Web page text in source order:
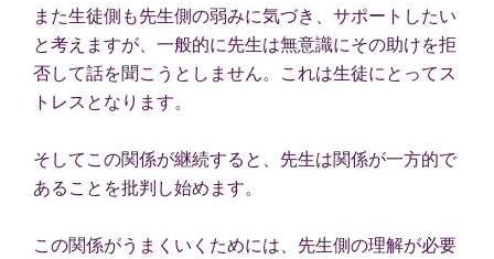
また生徒側も先生側の弱みに気づき、サポートしたい
と考えますが、一般的に先生は無意識にその助けを拒
否して話を聞こうとしません。これは生徒にとってス
トレスとなります。
そしてこの関係が継続すると、先生は関係が一方的で
あることを批判し始めます。
この関係がうまくいくためには、先生側の理解が必要